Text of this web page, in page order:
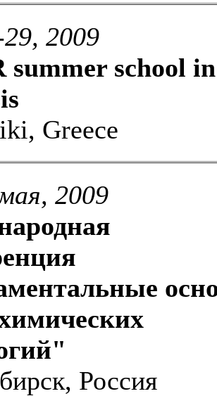
2009
summer school in
Greece
2009
Россия